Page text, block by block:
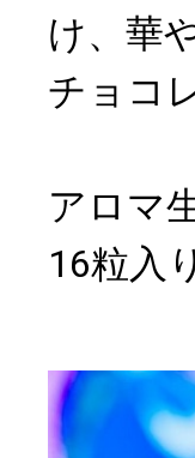
け、華
チョコ
アロマ
16粒入